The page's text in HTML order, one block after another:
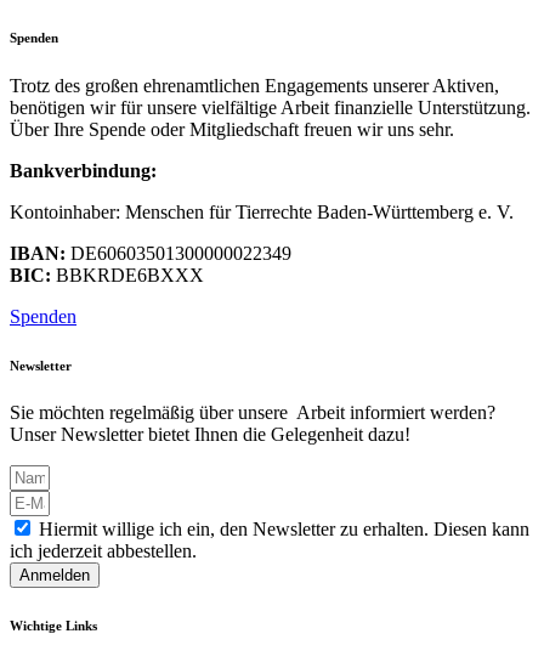
Spenden
Trotz des großen ehrenamtlichen Engagements unserer Aktiven,
benötigen wir für unsere vielfältige Arbeit finanzielle Unterstützung.
Über Ihre Spende oder Mitgliedschaft freuen wir uns sehr.
Bankverbindung:
Kontoinhaber: Menschen für Tierrechte Baden-Württemberg e. V.
IBAN: DE60603501300000022349
BIC: BBKRDE6BXXX
Spenden
Newsletter
Sie möchten regelmäßig über unsere Arbeit informiert werden?
Unser Newsletter bietet Ihnen die Gelegenheit dazu!
Hiermit willige ich ein, den Newsletter zu erhalten. Diesen kann
ich jederzeit abbestellen.
Anmelden
Wichtige Links